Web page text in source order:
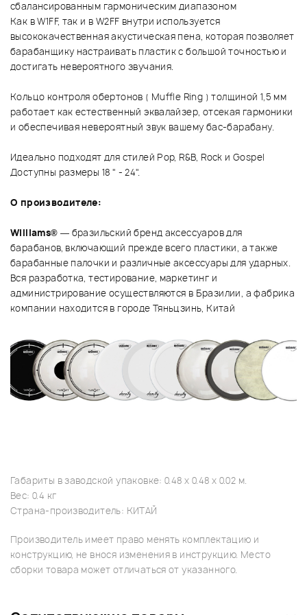
сбалансированным гармоническим диапазоном
Как в W1FF, так и в W2FF внутри используется
высококачественная акустическая пена, которая позволяет
барабанщику настраивать пластик с большой точностью и
достигать невероятного звучания.
Кольцо контроля обертонов ( Muffle Ring ) толщиной 1,5 мм
работает как естественный эквалайзер, отсекая гармоники
и обеспечивая невероятный звук вашему бас-барабану.
Идеально подходят для стилей Pop, R&B, Rock и Gospel
Доступны размеры 18 " - 24".
О производителе:
Williams® — бразильский бренд аксессуаров для
барабанов, включающий прежде всего пластики, а также
барабанные палочки и различные аксессуары для ударных.
Вся разработка, тестирование, маркетинг и
администрирование осуществляются в Бразилии, а фабрика
компании находится в городе Тяньцзинь, Китай
Габариты в заводской упаковке: 0.48 x 0.48 x 0.02 м.
Вес: 0.4 кг
Страна-производитель: КИТАЙ
Производитель имеет право менять комплектацию и
конструкцию, не внося изменения в инструкцию. Место
сборки товара может отличаться от указанного.